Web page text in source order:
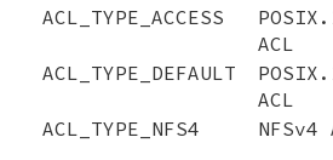
ACL_TYPE_ACCESS
ACL
ACL_TYPE_DEFAULT
ACL
ACL_TYPE_NFS4
NFSv4